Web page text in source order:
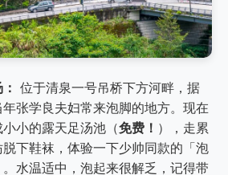
位于清泉一号吊桥下方河畔，据
张学良夫妇常来泡脚的地方。现在
小的露天足汤池（免费！ ），走累
脱下鞋袜，体验一下少帅同款的「泡
。水温适中，泡起来很解乏，记得带